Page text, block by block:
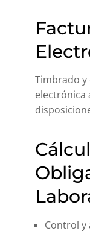
Timbrado
electrónica
Control y